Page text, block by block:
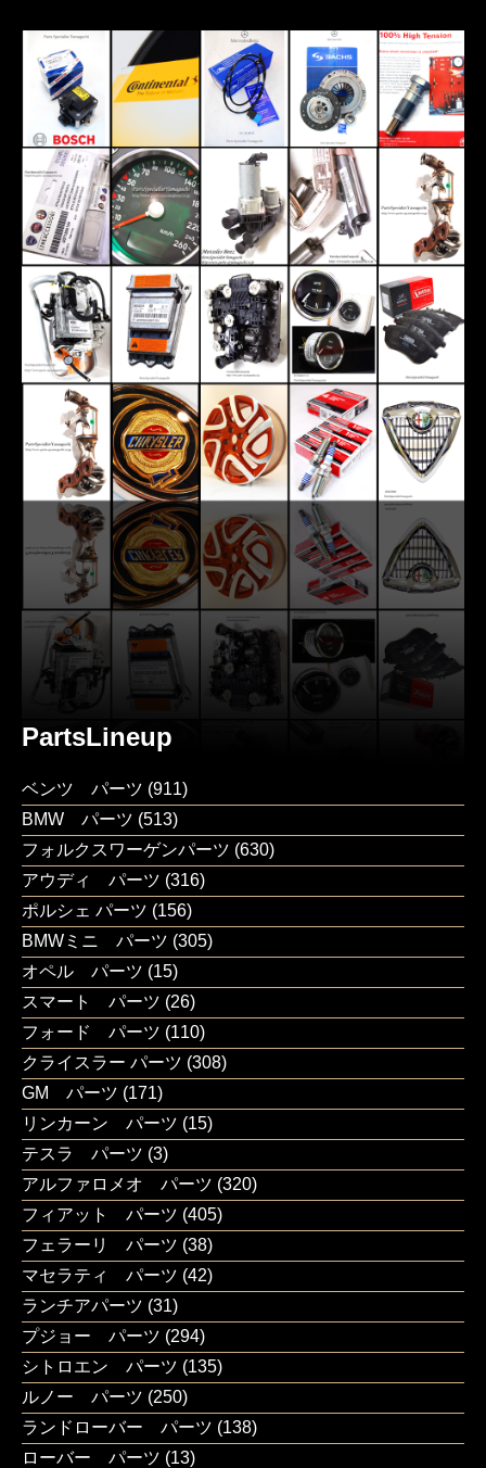
PartsLineup
ベンツ パーツ (911)
BMW パーツ (513)
フォルクスワーゲンパーツ (630)
アウディ パーツ (316)
ポルシェ パーツ (156)
BMWミニ パーツ (305)
オペル パーツ (15)
スマート パーツ (26)
フォード パーツ (110)
クライスラー パーツ (308)
GM パーツ (171)
リンカーン パーツ (15)
テスラ パーツ (3)
アルファロメオ パーツ (320)
フィアット パーツ (405)
フェラーリ パーツ (38)
マセラティ パーツ (42)
ランチアパーツ (31)
プジョー パーツ (294)
シトロエン パーツ (135)
ルノー パーツ (250)
ランドローバー パーツ (138)
ローバー パーツ (13)